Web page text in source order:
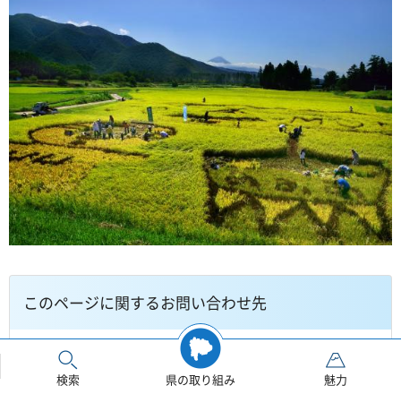
検索 県の取り組み 魅力
このページに関するお問い合わせ先
山梨県農政部耕地課
住所：〒400-8501 甲府市丸の内１－６－１